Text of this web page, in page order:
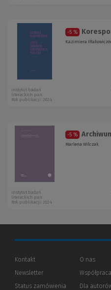
-5 %
Kazimiera
instytut badań
literackich pan
Rok publikacji: 2024
-5 %
Marlena Wilczak
instytut badań
literackich pan
Rok publikacji: 2024
Kontakt
Newsletter
Status zamówienia
O nas
Współpraca
Dla